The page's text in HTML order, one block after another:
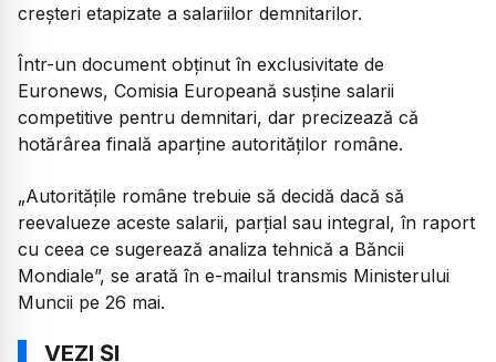
creșteri etapizate a salariilor demnitarilor.
Într-un document obținut în exclusivitate de
Euronews, Comisia Europeană susține salarii
competitive pentru demnitari, dar precizează că
hotărârea finală aparține autorităților române.
„Autoritățile române trebuie să decidă dacă să
reevalueze aceste salarii, parțial sau integral, în raport
cu ceea ce sugerează analiza tehnică a Băncii
Mondiale”, se arată în e-mailul transmis Ministerului
Muncii pe 26 mai.